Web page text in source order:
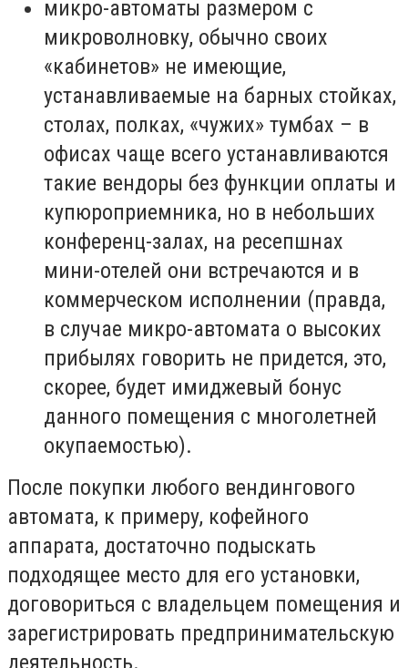
микро-автоматы размером с
микроволновку, обычно своих
«кабинетов» не имеющие,
устанавливаемые на барных стойках,
столах, полках, «чужих» тумбах – в
офисах чаще всего устанавливаются
такие вендоры без функции оплаты и
купюроприемника, но в небольших
конференц-залах, на ресепшнах
мини-отелей они встречаются и в
коммерческом исполнении (правда,
в случае микро-автомата о высоких
прибылях говорить не придется, это,
скорее, будет имиджевый бонус
данного помещения с многолетней
окупаемостью).
После покупки любого вендингового
автомата, к примеру, кофейного
аппарата, достаточно подыскать
подходящее место для его установки,
договориться с владельцем помещения и
зарегистрировать предпринимательскую
деятельность.